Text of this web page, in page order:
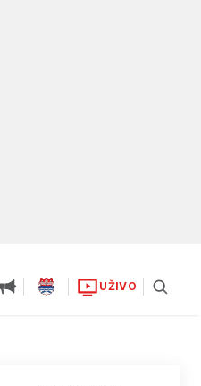
UŽIVO